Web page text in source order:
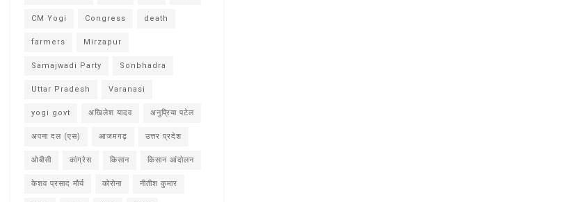
CM Yogi Congress death
farmers Mirzapur
Samajwadi Party Sonbhadra
Uttar Pradesh Varanasi
yogi govt अखिलेश यादव अनुप्रिया पटेल
अपना दल (एस) आजमगढ़ उत्तर प्रदेश
ओबीसी कांग्रेस किसान किसान आंदोलन
केशव प्रसाद मौर्य कोरोना नीतीश कुमार